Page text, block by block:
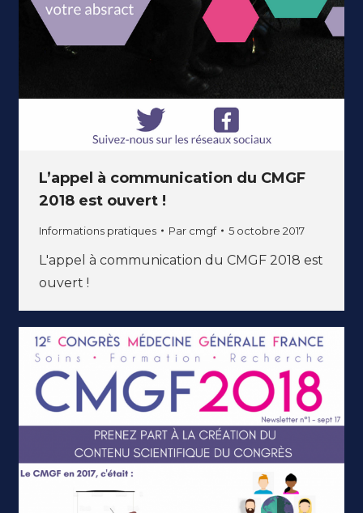
L’appel à communication du CMGF
2018 est ouvert !
Informations pratiques Par cmgf 5 octobre 2017
L'appel à communication du CMGF 2018 est
ouvert !